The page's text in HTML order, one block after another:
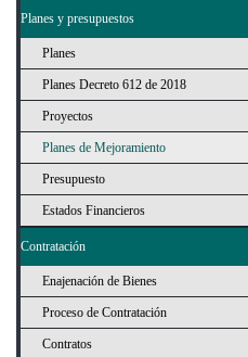
Planes y presupuestos
Planes
Planes Decreto 612 de 2018
Proyectos
Planes de Mejoramiento
Presupuesto
Estados Financieros
Contratación
Enajenación de Bienes
Proceso de Contratación
Contratos